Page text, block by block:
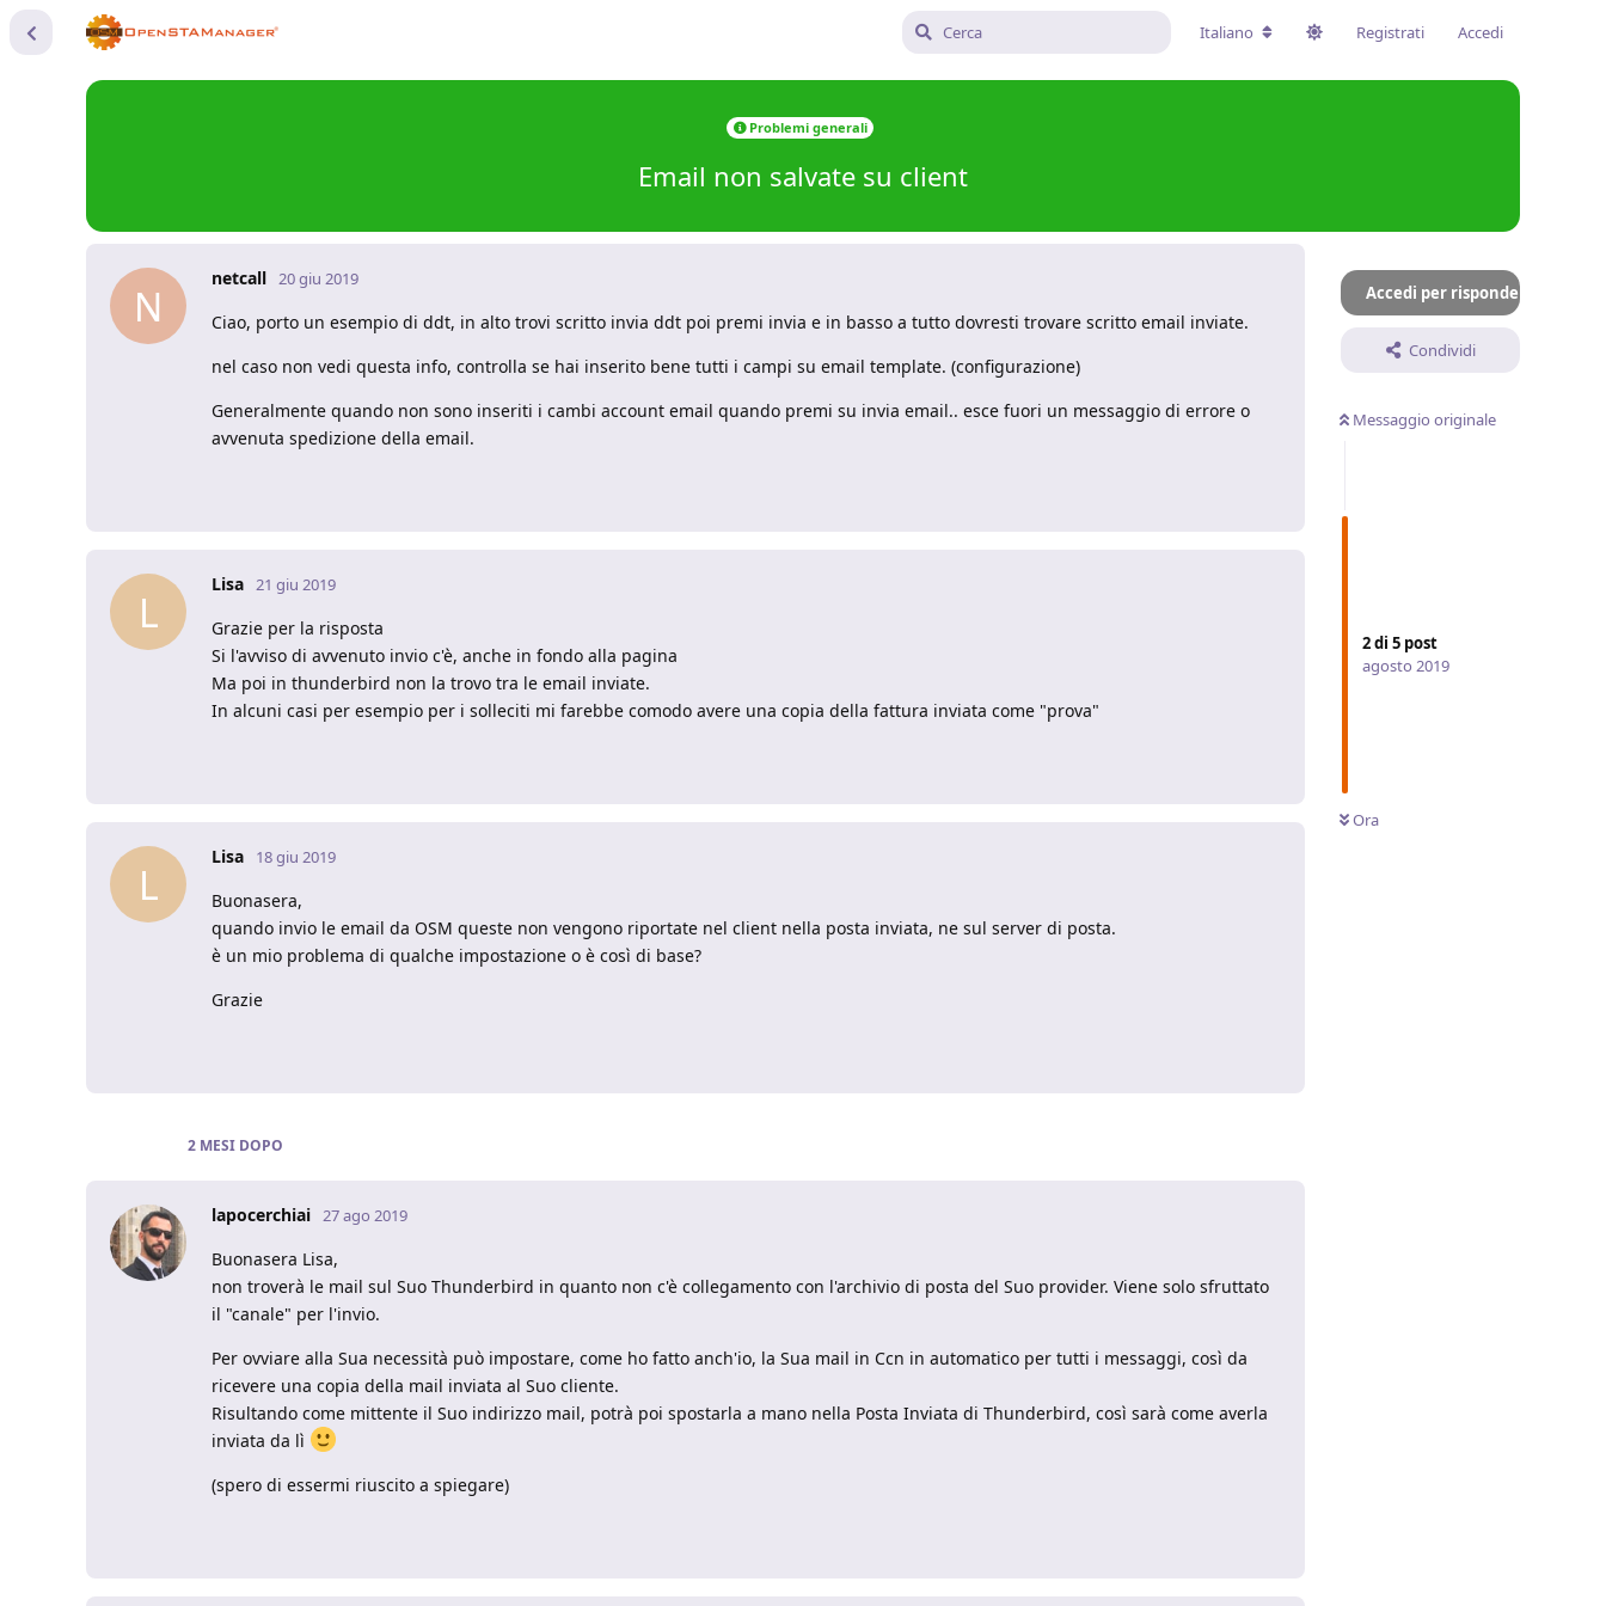
Italiano Registrati Accedi
Problemi generali
Email non salvate su client
Accedi per rispondere
Condividi
Messaggio originale
2di 5 post
agosto 2019
Ora
N
netcall 20 giu 2019
Ciao, porto un esempio di ddt, in alto trovi scritto invia ddt poi premi invia e in basso a tutto dovresti trovare scritto email inviate.
nel caso non vedi questa info, controlla se hai inserito bene tutti i campi su email template. (configurazione)
Generalmente quando non sono inseriti i cambi account email quando premi su invia email.. esce fuori un messaggio di errore o
avvenuta spedizione della email.
L
Lisa 21 giu 2019
Grazie per la risposta
Si l'avviso di avvenuto invio c'è, anche in fondo alla pagina
Ma poi in thunderbird non la trovo tra le email inviate.
In alcuni casi per esempio per i solleciti mi farebbe comodo avere una copia della fattura inviata come "prova"
L
Lisa 18 giu 2019
Buonasera,
quando invio le email da OSM queste non vengono riportate nel client nella posta inviata, ne sul server di posta.
è un mio problema di qualche impostazione o è così di base?
Grazie
2 MESI DOPO
lapocerchiai 27 ago 2019
Buonasera Lisa,
non troverà le mail sul Suo Thunderbird in quanto non c'è collegamento con l'archivio di posta del Suo provider. Viene solo sfruttato
il "canale" per l'invio.
Per ovviare alla Sua necessità può impostare, come ho fatto anch'io, la Sua mail in Ccn in automatico per tutti i messaggi, così da
ricevere una copia della mail inviata al Suo cliente.
Risultando come mittente il Suo indirizzo mail, potrà poi spostarla a mano nella Posta Inviata di Thunderbird, così sarà come averla
inviata da lì
(spero di essermi riuscito a spiegare)